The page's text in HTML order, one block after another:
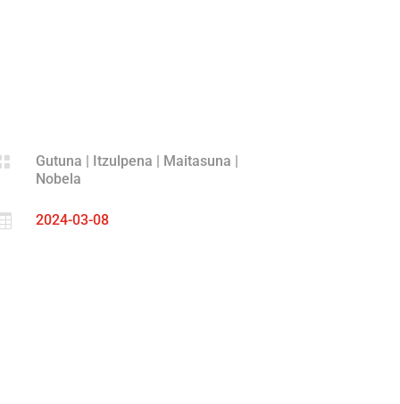
Gutuna | Itzulpena | Maitasuna |
Nobela
2024-03-08